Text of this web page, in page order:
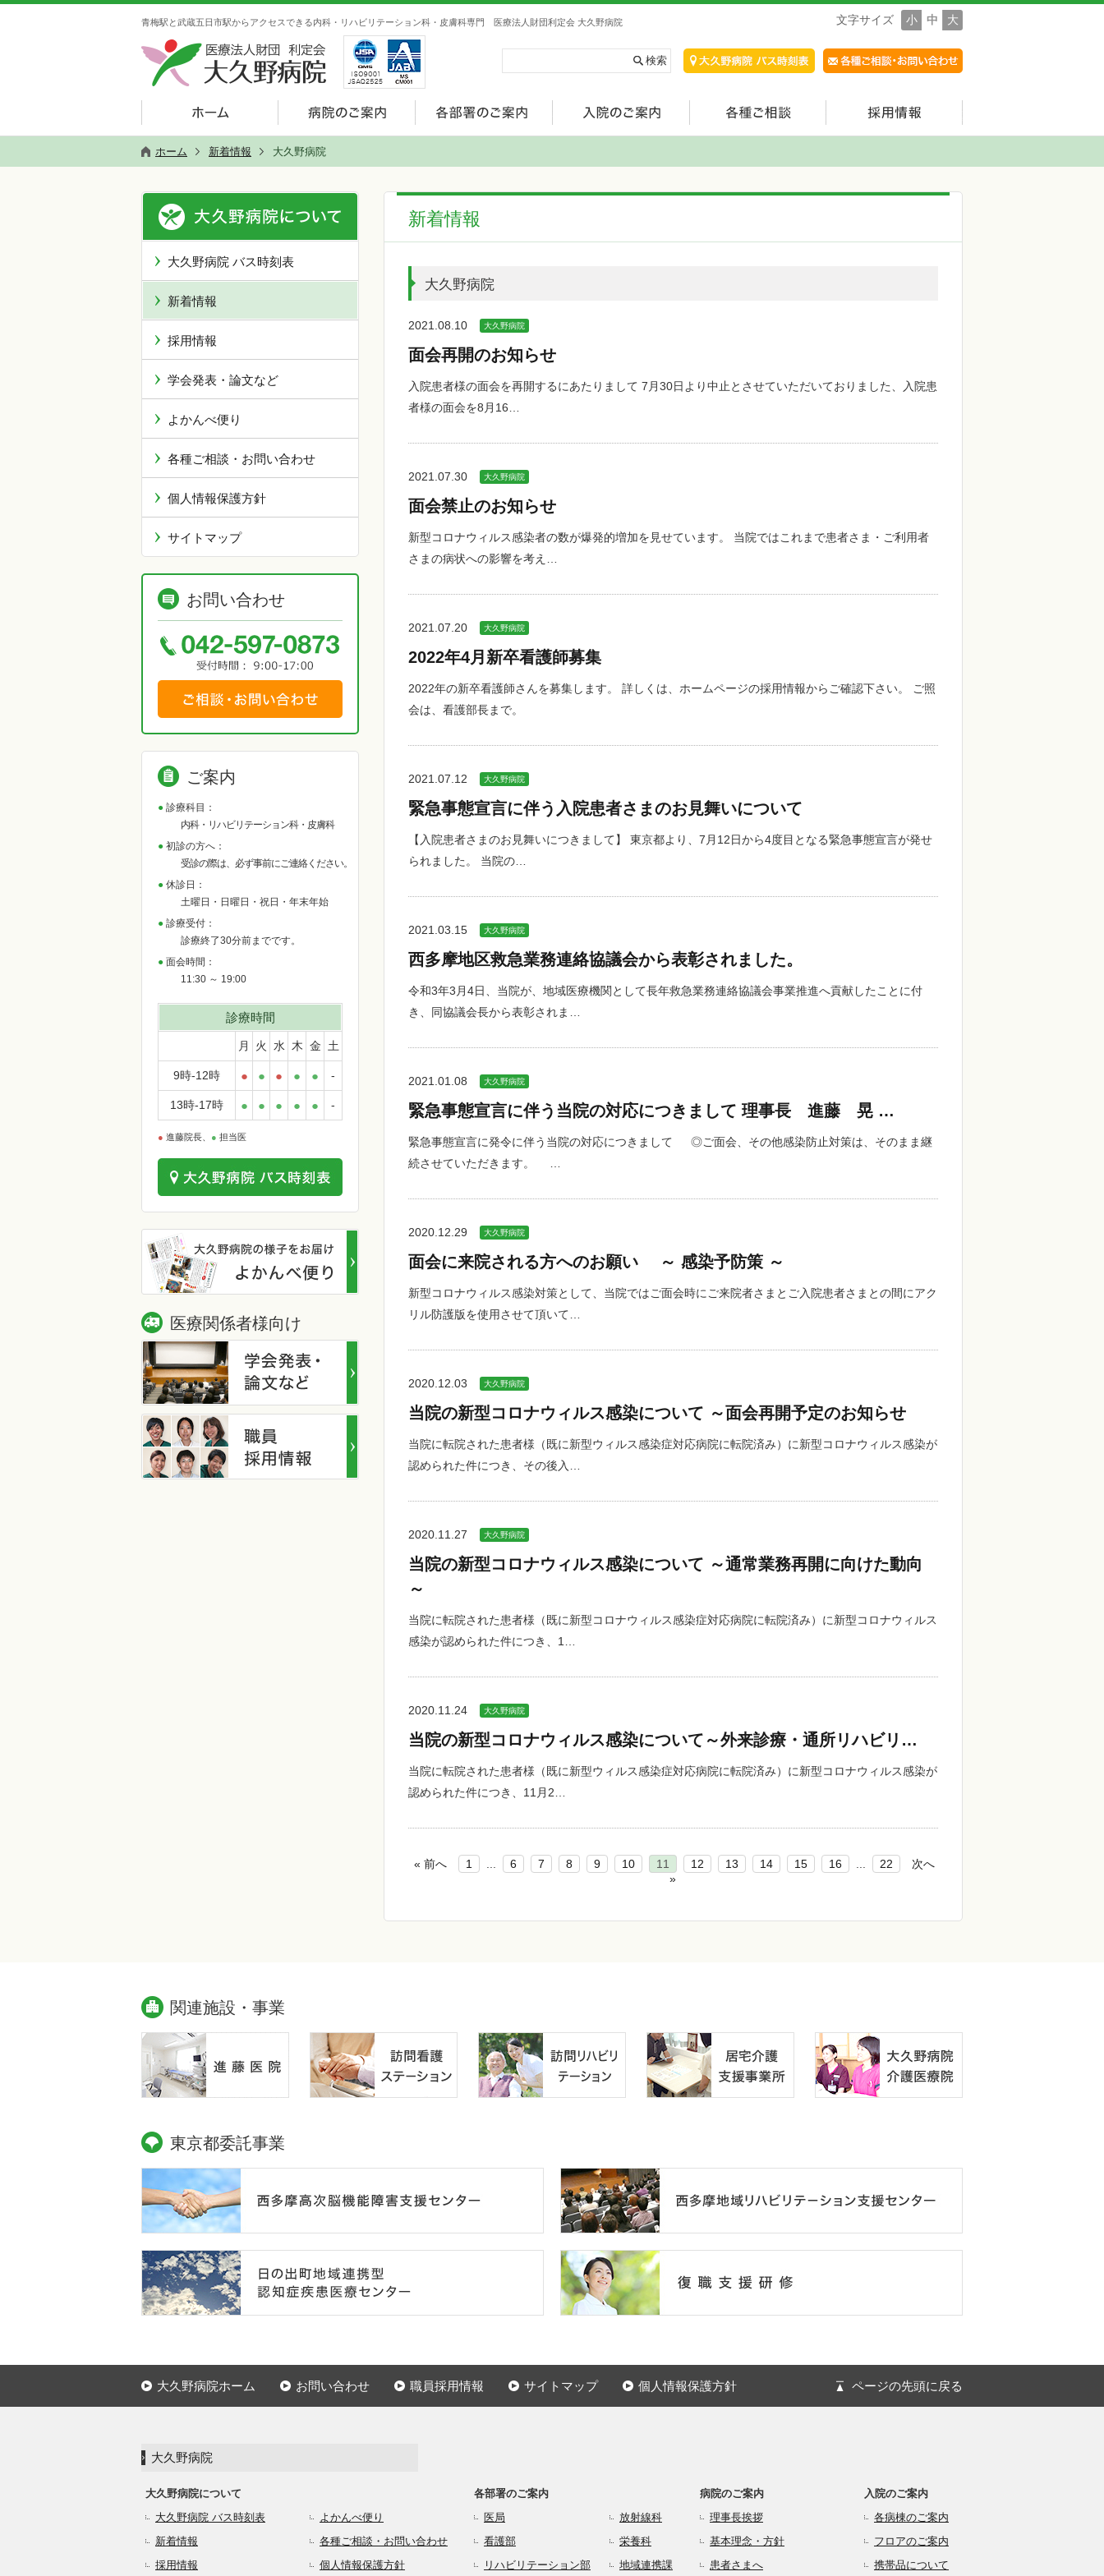
青梅駅と武蔵五日市駅からアクセスできる内科・リハビリテーション科・皮膚科専門 医療法人財団利定会 大久野病院 文字サイズ 小 中 大
ホーム 新着情報 大久野病院
新着情報
大久野病院
2021.08.10 大久野病院
面会再開のお知らせ
入院患者様の面会を再開するにあたりまして 7月30日より中止とさせていただいておりました、入院患
者様の面会を8月16…
2021.07.30 大久野病院
面会禁止のお知らせ
新型コロナウィルス感染者の数が爆発的増加を見せています。 当院ではこれまで患者さま・ご利用者
さまの病状への影響を考え…
2021.07.20 大久野病院
2022年4月新卒看護師募集
2022年の新卒看護師さんを募集します。 詳しくは、ホームページの採用情報からご確認下さい。 ご照
会は、看護部長まで。
2021.07.12 大久野病院
緊急事態宣言に伴う入院患者さまのお見舞いについて
【入院患者さまのお見舞いにつきまして】 東京都より、7月12日から4度目となる緊急事態宣言が発せ
られました。 当院の…
2021.03.15 大久野病院
西多摩地区救急業務連絡協議会から表彰されました。
令和3年3月4日、当院が、地域医療機関として長年救急業務連絡協議会事業推進へ貢献したことに付
き、同協議会長から表彰されま…
2021.01.08 大久野病院
緊急事態宣言に伴う当院の対応につきまして 理事長 進藤 晃 …
緊急事態宣言に発令に伴う当院の対応につきまして ◎ご面会、その他感染防止対策は、そのまま継
続させていただきます。 …
2020.12.29 大久野病院
面会に来院される方へのお願い ～ 感染予防策 ～
新型コロナウィルス感染対策として、当院ではご面会時にご来院者さまとご入院患者さまとの間にアク
リル防護版を使用させて頂いて…
2020.12.03 大久野病院
当院の新型コロナウィルス感染について ～面会再開予定のお知らせ
当院に転院された患者様（既に新型ウィルス感染症対応病院に転院済み）に新型コロナウィルス感染が
認められた件につき、その後入…
2020.11.27 大久野病院
当院の新型コロナウィルス感染について ～通常業務再開に向けた動向
～
当院に転院された患者様（既に新型コロナウィルス感染症対応病院に転院済み）に新型コロナウィルス
感染が認められた件につき、1…
2020.11.24 大久野病院
当院の新型コロナウィルス感染について～外来診療・通所リハビリ…
当院に転院された患者様（既に新型ウィルス感染症対応病院に転院済み）に新型コロナウィルス感染が
認められた件につき、11月2…
« 前へ 1 6 7 8 9 10 11 12 13 14 15 16 22
次へ
»
大久野病院 バス時刻表
新着情報
採用情報
学会発表・論文など
よかんべ便り
各種ご相談・お問い合わせ
個人情報保護方針
サイトマップ
お問い合わせ
ご案内
診療科目：
内科・リハビリテーション科・皮膚科
初診の方へ：
受診の際は、必ず事前にご連絡ください。
休診日：
土曜日・日曜日・祝日・年末年始
診療受付：
診療終了30分前までです。
面会時間：
11:30 ～ 19:00
診療時間
月 火 水 木 金 土
9時-12時 ● ● ● ● ● -
13時-17時 ● ● ● ● ● -
● 進藤院長、 ● 担当医
医療関係者様向け
関連施設・事業
東京都委託事業
大久野病院ホーム お問い合わせ 職員採用情報 サイトマップ 個人情報保護方針 ページの先頭に戻る
大久野病院
大久野病院について
大久野病院 バス時刻表
よかんべ便り
新着情報
各種ご相談・お問い合わせ
採用情報
個人情報保護方針
各部署のご案内
医局
放射線科
看護部
栄養科
リハビリテーション部
地域連携課
病院のご案内
理事長挨拶
基本理念・方針
患者さまへ
入院のご案内
各病棟のご案内
フロアのご案内
携帯品について